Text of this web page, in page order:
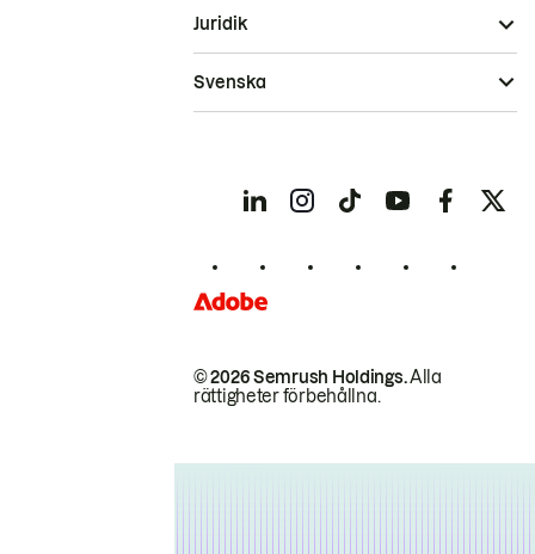
© 2026 Semrush Holdings.Alla
rättigheter förbehållna.
Juridik
Svenska